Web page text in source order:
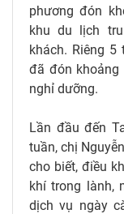
phương đón
khu du lịch
khách. Riêng
đã đón khoảng
nghỉ dưỡng.
Lần đầu đến
tuần, chị
cho biết, điều
khí trong lành,
dịch vụ ngày